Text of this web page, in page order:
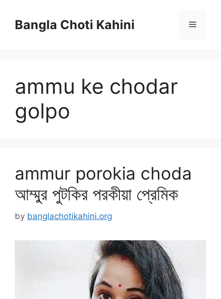
contentBangla Choti Kahini Menu
ammu ke chodar
golpo
ammur porokia choda
আম্মুর পুটকির পরকীয়া প্রেমিক
by banglachotikahini.org